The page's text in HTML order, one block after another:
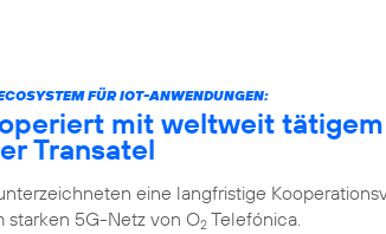
FÜR IOT-ANWENDUNGEN:
mit weltweit tätigem
Transatel
eine langfristige
starken 5G-Netz von O2 Telefónica.